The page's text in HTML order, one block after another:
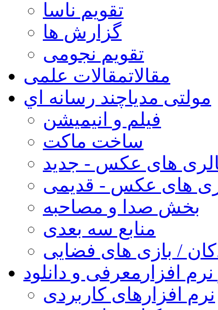
تقویم ناسا
گزارش ها
تقویم نجومی
مقالاتمقالات علمی
مولتی مدیاچند رسانه اي
فیلم و انیمیشن
ساخت ماکت
های عکس - جدید
های عکس - قدیمی
بخش صدا و مصاحبه
منابع سه بعدی
/ بازی های فضایی
افزار معرفی و دانلود
نرم افزارهای کاربردی